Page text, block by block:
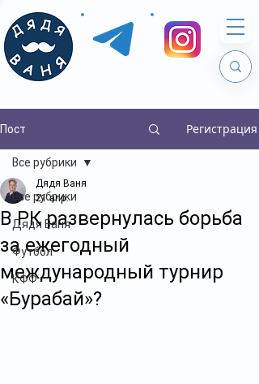
Пост Регистрация
Все рубрики
Дядя Ваня
Футбол
КФФ
Все рубрики
В РК развернулась борьба
за ежегодный
международный турнир
«Бурабай»?
Дядя Ваня
21 апр.